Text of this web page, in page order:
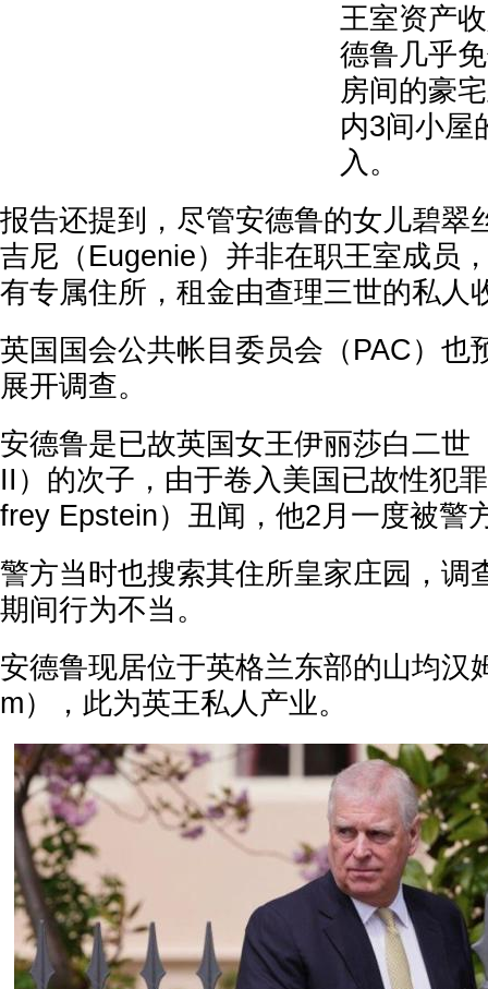
王室资产
德鲁几乎
房间的豪
内3间小屋
入。
报告还提到，尽管安德鲁的女儿碧翠
吉尼（Eugenie）并非在职王室成员
有专属住所，租金由查理三世的私人
英国国会公共帐目委员会（PAC）也
展开调查。
安德鲁是已故英国女王伊丽莎白二世
II）的次子，由于卷入美国已故性犯
frey Epstein）丑闻，他2月一度被警
警方当时也搜索其住所皇家庄园，调
期间行为不当。
安德鲁现居位于英格兰东部的山均汉
m），此为英王私人产业。